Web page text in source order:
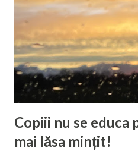
medicație, de măsuri coercitive
instituționalizat. Poate și de
aici pe un teritoriu destul de
de drepturile fundamentale
abuzează copilul nu știu dacă
Copiii nu se educa
mai lăsa mințit!